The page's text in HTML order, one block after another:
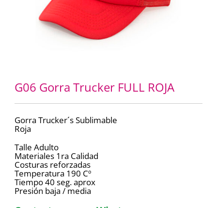
G06 Gorra Trucker FULL ROJA
Gorra Trucker´s Sublimable
Roja
Talle Adulto
Materiales 1ra Calidad
Costuras reforzadas
Temperatura 190 Cº
Tiempo 40 seg. aprox
Presión baja / media